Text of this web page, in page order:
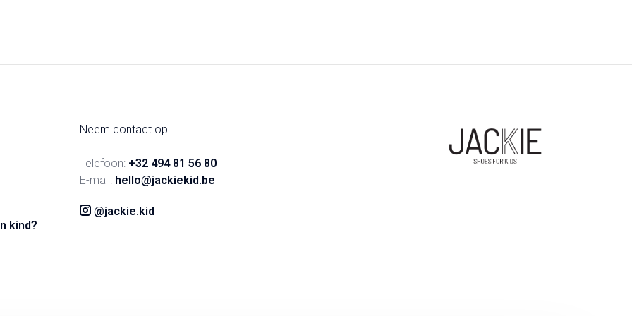
kind?
Neem contact op
Telefoon: +32 494 81 56 80
E-mail: hello@jackiekid.be
@jackie.kid